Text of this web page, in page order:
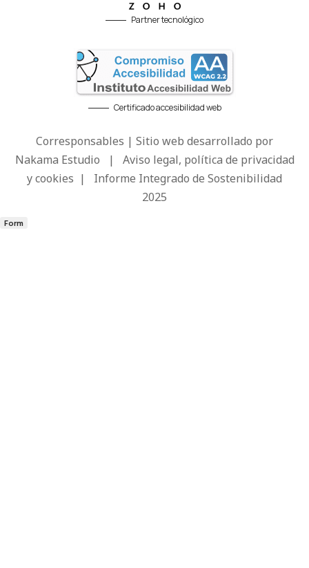
Partner tecnológico
Certificado accesibilidad web
Corresponsables | Sitio web desarrollado por
Nakama Estudio | Aviso legal, política de privacidad
y cookies | Informe Integrado de Sostenibilidad
2025
Form